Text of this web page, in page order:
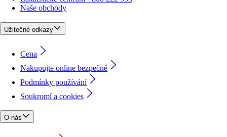
Naše obchody
Užitečné odkazy
Cena
Nakupujte online bezpečně
Podmínky používání
Soukromí a cookies
O nás